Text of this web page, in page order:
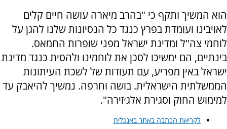
הוא המשיך ותקף כי "בהרב מיארה עושה חיים קלים
לאויבינו ועומדת בפרץ כנגד כל הנסיונות שלנו להגן על
לוחמי צה"ל ומדינת ישראל מפני שופרות החמאס.
בינתיים, הם ימשיכו לסכן את לוחמינו ולהסית כנגד מדינת
ישראל באין מפריע, עם תעודות של לשכת העיתונות
הממשלתית הישראלית. בושה וחרפה. נמשיך להיאבק עד
למימוש החוק וסגירת אלג׳זירה".
לקריאת הכתבה באתר באנגלית